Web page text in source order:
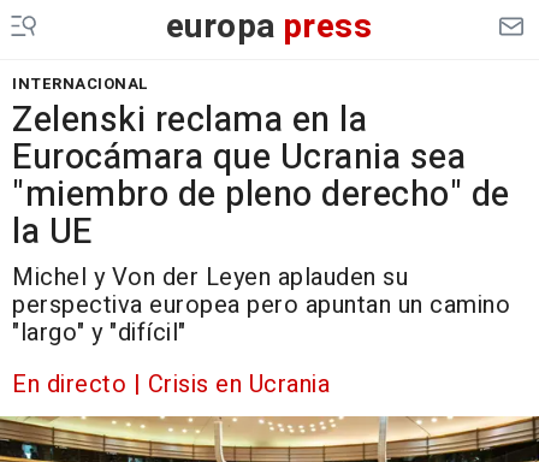
europa press
INTERNACIONAL
Zelenski reclama en la
Eurocámara que Ucrania sea
"miembro de pleno derecho" de
la UE
Michel y Von der Leyen aplauden su
perspectiva europea pero apuntan un camino
"largo" y "difícil"
En directo | Crisis en Ucrania